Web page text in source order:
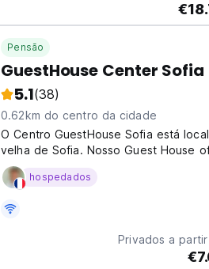
Pensão
GuestHouse Center Sofia
5.1(38)
0.62km do centro da cidade
O Centro GuestHouse Sofia está
velha de Sofia. Nosso Guest House
conforto e hospitalidade.
hospedados
Privados a